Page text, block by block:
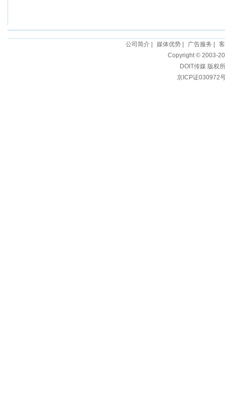
公司简介| 媒体优势| 广告服务
Copyright © 2003-
DOIT传媒 版权
京ICP证030972